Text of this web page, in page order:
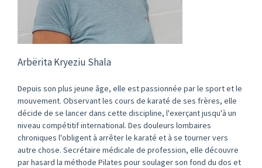
Arbërita Kryeziu Shala
Depuis son plus jeune âge, elle est passionnée par le sport et le
mouvement. Observant les cours de karaté de ses frères, elle
décide de se lancer dans cette discipline, l'exerçant jusqu'à un
niveau compétitif international. Des douleurs lombaires
chroniques l'obligent à arrêter le karaté et à se tourner vers
autre chose. Secrétaire médicale de profession, elle découvre
par hasard la méthode Pilates pour soulager son fond du dos et